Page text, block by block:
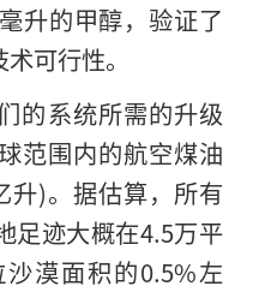
升的甲醇，验证了
可行性。
的系统所需的升级
范围内的航空煤油
升)。据估算，所有
足迹大概在4.5万平
漠面积的0.5%左